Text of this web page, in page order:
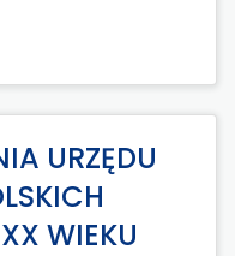
URZĘDU
WIEKU